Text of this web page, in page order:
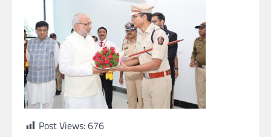
Post Views:676